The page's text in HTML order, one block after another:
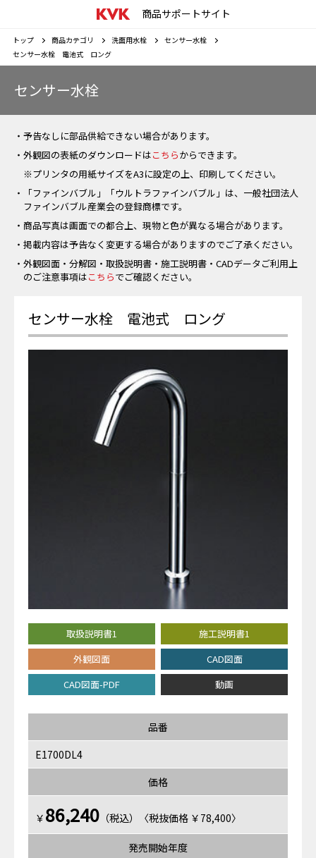
商品サポートサイト
トップ 商品カテゴリ 洗面用水栓
センサー水栓
センサー水栓 電池式 ロング
センサー水栓
・予告なしに部品供給できない場合があります。
・外観図の表紙のダウンロードはこちらからできます。
※プリンタの用紙サイズをA3に設定の上、印刷してください。
・「ファインバブル」「ウルトラファインバブル」は、一般社団法人
ファインバブル産業会の登録商標です。
・商品写真は画面での都合上、現物と色が異なる場合があります。
・掲載内容は予告なく変更する場合がありますのでご了承ください。
・外観図面・分解図・取扱説明書・施工説明書・CADデータご利用上
のご注意事項はこちらでご確認ください。
センサー水栓 電池式 ロング
取扱説明書1
施工説明書1
外観図面
CAD図面
CAD図面-PDF
動画
品番
E1700DL4
価格
￥ 86,240 （税込）〈税抜価格 ￥78,400〉
発売開始年度